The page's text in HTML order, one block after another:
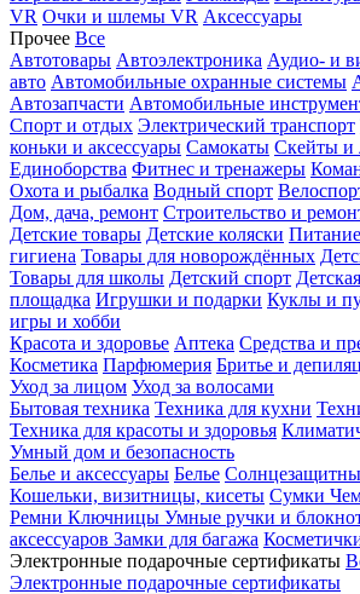
VR Очки и шлемы VR Аксессуары
Прочее Все
Автотовары Автоэлектроника Аудио- и
авто Автомобильные охранные системы
Автозапчасти Автомобильные
Спорт и отдых Электрический транспорт
коньки и аксессуары Самокаты Скейты и
Единоборства Фитнес и тренажеры
Охота и рыбалка Водный спорт
Дом, дача, ремонт Строительство и
Детские товары Детские коляски
гигиена Товары для новорождённых
Товары для школы Детский спорт
площадка Игрушки и подарки Куклы и
игры и хобби
Красота и здоровье Аптека Средства и
Косметика Парфюмерия Бритье и
Уход за лицом Уход за волосами
Бытовая техника Техника для кухни
Техника для красоты и здоровья
Умный дом и безопасность
Белье и аксессуары Белье
Кошельки, визитницы, кисеты Сумки
Ремни Ключницы Умные ручки и
аксессуаров Замки для багажа
Электронные подарочные сертификаты
Электронные подарочные сертификаты